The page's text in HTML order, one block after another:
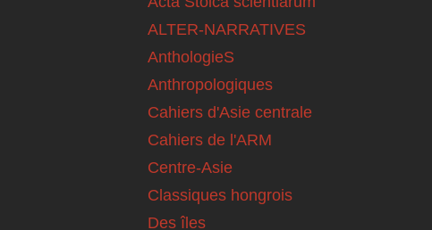
ALTER-NARRATIVES
AnthologieS
Anthropologiques
Cahiers d'Asie centrale
Cahiers de l'ARM
Centre-Asie
Classiques hongrois
Des îles